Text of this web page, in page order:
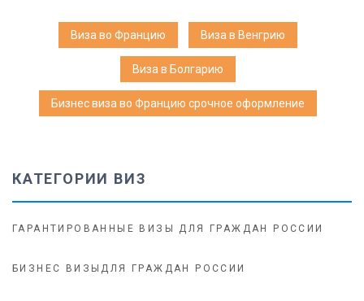
Виза во Францию Виза в Венгрию
Виза в Болгарию
Бизнес виза во Францию срочное оформление
КАТЕГОРИИ ВИЗ
ГАРАНТИРОВАННЫЕ ВИЗЫ ДЛЯ ГРАЖДАН РОССИИ
БИЗНЕС ВИЗЫДЛЯ ГРАЖДАН РОССИИ